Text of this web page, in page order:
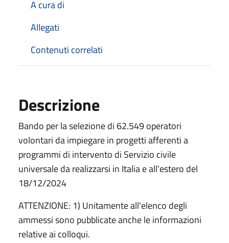
A cura di
Allegati
Contenuti correlati
Descrizione
Bando per la selezione di 62.549 operatori
volontari da impiegare in progetti afferenti a
programmi di intervento di Servizio civile
universale da realizzarsi in Italia e all'estero del
18/12/2024
ATTENZIONE: 1) Unitamente all'elenco degli
ammessi sono pubblicate anche le informazioni
relative ai colloqui.